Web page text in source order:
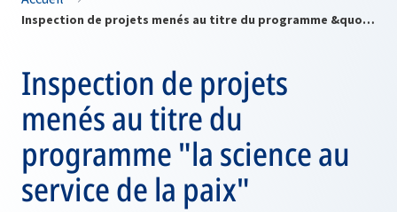
Inspection de projets menés au titre du programme &quot;la science au service de la paix&quot;
Inspection de projets
menés au titre du
programme "la science au
service de la paix"